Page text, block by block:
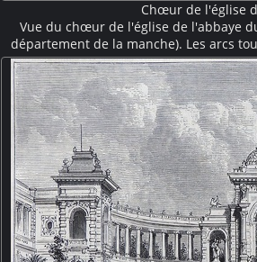
Chœur de l'église
Vue du chœur de l'église de l'abbaye
département de la manche). Les arcs
baies avec des vitraux. Une statue de
hauteur du triforium. Suite à un
reconstruit à la fin du XVe